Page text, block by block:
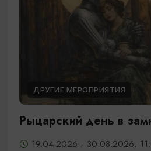
ДРУГИЕ МЕРОПРИЯТИЯ
Рыцарский день в
19.04.2026 - 30.08.2026,